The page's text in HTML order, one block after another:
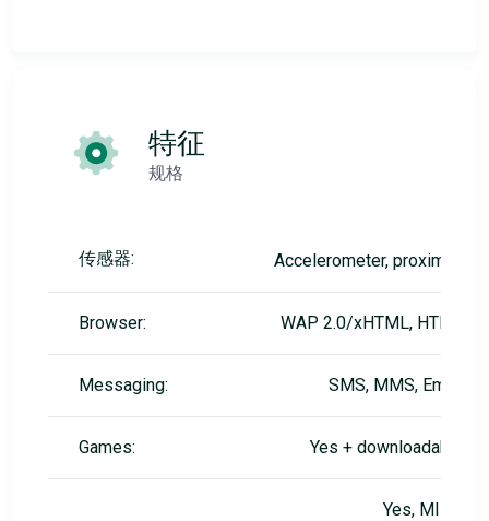
特征
规格
传感器: Accelerometer, proximity
Browser: WAP 2.0/xHTML, HTML
Messaging: SMS, MMS, Email
Games: Yes + downloadable
Yes, MIDP